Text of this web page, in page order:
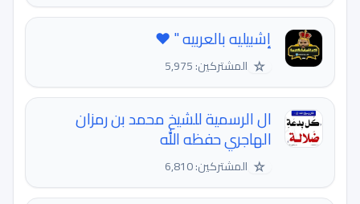
إشبيليه بالعربيه " ️️❤️
☆ المشتركين: 5,975
ال الرسمية للشيخ محمد بن رمزان
الهاجري حفظه الله
☆ المشتركين: 6,810